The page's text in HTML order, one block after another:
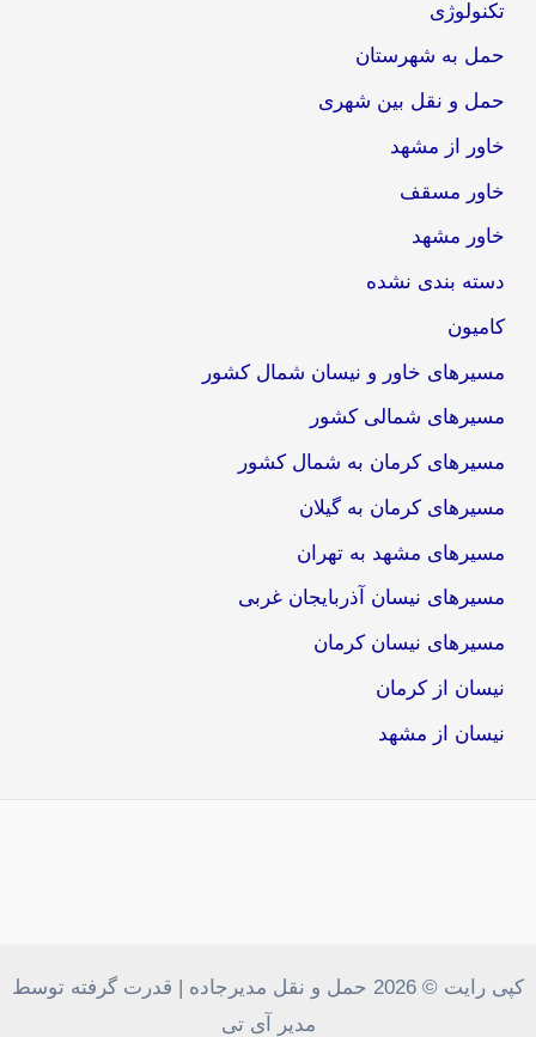
تکنولوژی
حمل به شهرستان
حمل و نقل بین شهری
خاور از مشهد
خاور مسقف
خاور مشهد
دسته بندی نشده
کامیون
مسیرهای خاور و نیسان شمال کشور
مسیرهای شمالی کشور
مسیرهای کرمان به شمال کشور
مسیرهای کرمان به گیلان
مسیرهای مشهد به تهران
مسیرهای نیسان آذربایجان غربی
مسیرهای نیسان کرمان
نیسان از کرمان
نیسان از مشهد
کپی رایت © 2026 حمل و نقل مدیرجاده | قدرت گرفته توسط
مدیر آی تی